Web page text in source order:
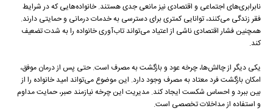
نابرابری‌های اجتماعی و اقتصادی نیز مانعی جدی هستند. خانواده‌هایی که در شرایط
فقر زندگی می‌کنند، توانایی کمتری برای دسترسی به خدمات درمانی و حمایتی دارند.
همچنین فشار اقتصادی ناشی از اعتیاد می‌تواند تاب‌آوری خانواده را به شدت تضعیف
کند.
یکی دیگر از چالش‌ها، چرخه عود و بازگشت به مصرف است. حتی پس از درمان موفق،
امکان بازگشت فرد معتاد به مصرف وجود دارد. این موضوع می‌تواند امید خانواده را از
بین ببرد و احساس شکست ایجاد کند. مدیریت این چرخه نیازمند صبر، حمایت مداوم
و استفاده از مداخلات تخصصی است.